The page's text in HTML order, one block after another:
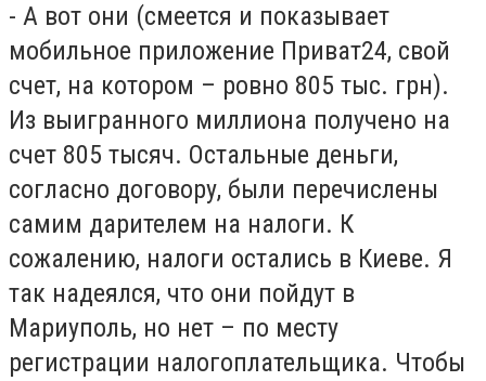
- А вот они (смеется и показывает
мобильное приложение Приват24, свой
счет, на котором – ровно 805 тыс. грн).
Из выигранного миллиона получено на
счет 805 тысяч. Остальные деньги,
согласно договору, были перечислены
самим дарителем на налоги. К
сожалению, налоги остались в Киеве. Я
так надеялся, что они пойдут в
Мариуполь, но нет – по месту
регистрации налогоплательщика. Чтобы